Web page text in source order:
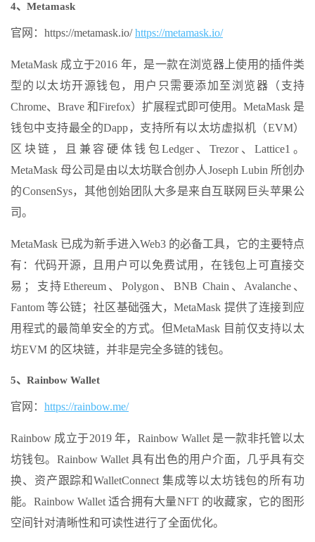
4、Metamask
官网：https://metamask.io/https://metamask.io/
MetaMask 成立于2016 年，是一款在浏览器上使用的插件类
型的以太坊开源钱包，用户只需要添加至浏览器（支持
Chrome、Brave 和Firefox）扩展程式即可使用。MetaMask 是
钱包中支持最全的Dapp，支持所有以太坊虚拟机（EVM）
区块链，且兼容硬体钱包Ledger、Trezor、Lattice1。
MetaMask 母公司是由以太坊联合创办人Joseph Lubin 所创办
的ConsenSys，其他创始团队大多是来自互联网巨头苹果公
司。
MetaMask 已成为新手进入Web3 的必备工具，它的主要特点
有：代码开源，且用户可以免费试用，在钱包上可直接交
易；支持Ethereum、Polygon、BNB Chain、Avalanche、
Fantom 等公链；社区基础强大，MetaMask 提供了连接到应
用程式的最简单安全的方式。但MetaMask 目前仅支持以太
坊EVM 的区块链，并非是完全多链的钱包。
5、Rainbow Wallet
官网： https://rainbow.me/
Rainbow 成立于2019 年，Rainbow Wallet 是一款非托管以太
坊钱包。Rainbow Wallet 具有出色的用户介面，几乎具有交
换、资产跟踪和WalletConnect 集成等以太坊钱包的所有功
能。Rainbow Wallet 适合拥有大量NFT 的收藏家，它的图形
空间针对清晰性和可读性进行了全面优化。